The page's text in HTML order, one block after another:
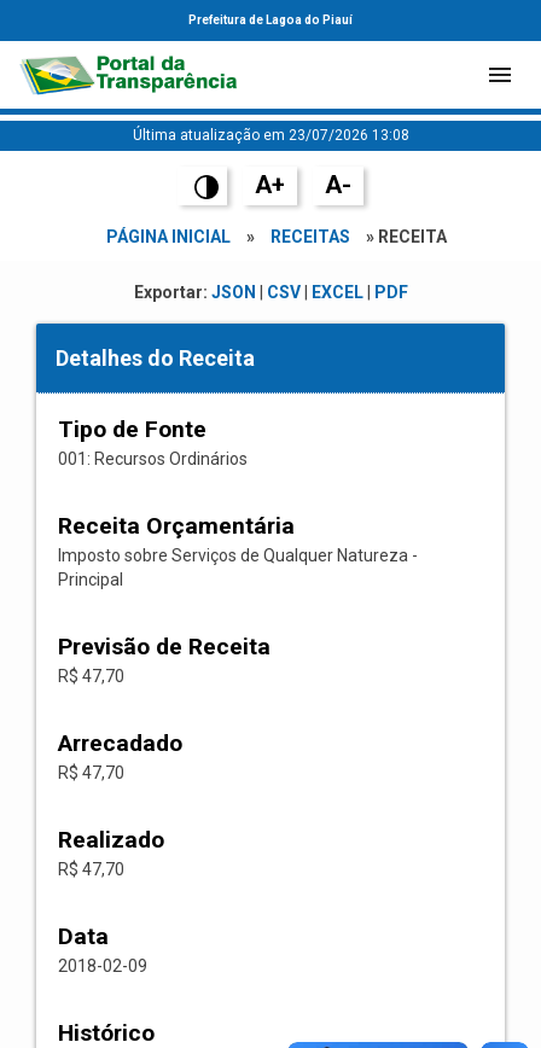
Prefeitura de Lagoa do Piauí
Última atualização em 23/07/2026 13:08
A+ A-
PÁGINA INICIAL » RECEITAS » RECEITA
Exportar: JSON CSV| EXCEL| PDF
Detalhes do Receita
Tipo de Fonte
001: Recursos Ordinários
Receita Orçamentária
Imposto sobre Serviços de Qualquer Natureza -
Principal
Previsão de Receita
R$ 47,70
Arrecadado
R$ 47,70
Realizado
R$ 47,70
Data
2018-02-09
Histórico